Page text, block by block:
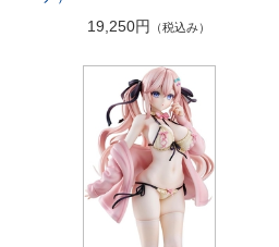
19,250円
（税込み）